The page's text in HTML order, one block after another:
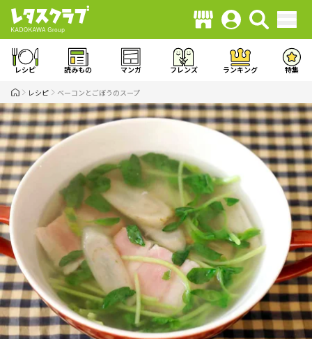
レシピ 読みもの マンガ フレンズ ランキング 特集
レシピ ベーコンとごぼうのスープ